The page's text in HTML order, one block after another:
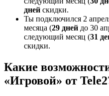
дней скидки.
Ты подключился 2
месяца (29 дней до 30
следующий месяц (31
скидки.
Какие
«Игровой» от